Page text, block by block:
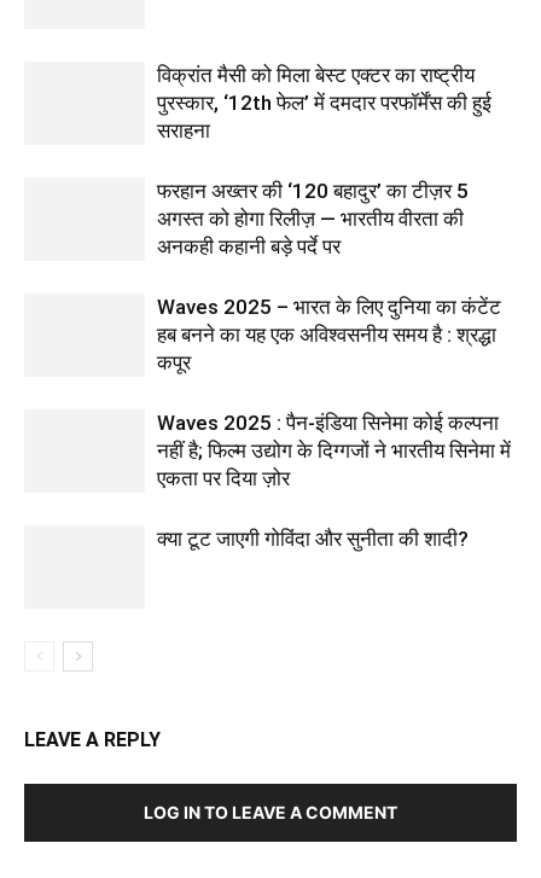
विक्रांत मैसी को मिला बेस्ट एक्टर का राष्ट्रीय
पुरस्कार, ‘12th फेल’ में दमदार परफॉर्मेंस की हुई
सराहना
फरहान अख्तर की ‘120 बहादुर’ का टीज़र 5
अगस्त को होगा रिलीज़ — भारतीय वीरता की
अनकही कहानी बड़े पर्दे पर
Waves 2025 – भारत के लिए दुनिया का कंटेंट
हब बनने का यह एक अविश्वसनीय समय है : श्रद्धा
कपूर
Waves 2025 : पैन-इंडिया सिनेमा कोई कल्पना
नहीं है; फिल्म उद्योग के दिग्गजों ने भारतीय सिनेमा में
एकता पर दिया ज़ोर
क्या टूट जाएगी गोविंदा और सुनीता की शादी?
LEAVE A REPLY
LOG IN TO LEAVE A COMMENT